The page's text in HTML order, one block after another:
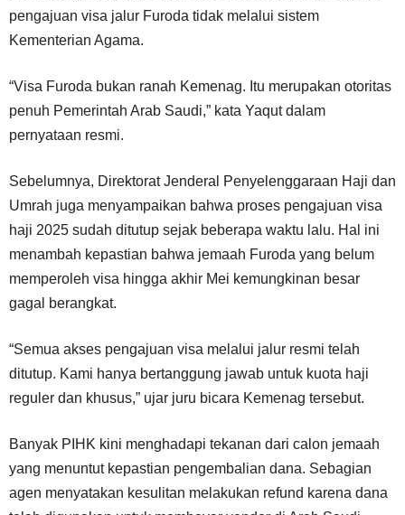
pengajuan visa jalur Furoda tidak melalui sistem
Kementerian Agama.
“Visa Furoda bukan ranah Kemenag. Itu merupakan otoritas
penuh Pemerintah Arab Saudi,” kata Yaqut dalam
pernyataan resmi.
Sebelumnya, Direktorat Jenderal Penyelenggaraan Haji dan
Umrah juga menyampaikan bahwa proses pengajuan visa
haji 2025 sudah ditutup sejak beberapa waktu lalu. Hal ini
menambah kepastian bahwa jemaah Furoda yang belum
memperoleh visa hingga akhir Mei kemungkinan besar
gagal berangkat.
“Semua akses pengajuan visa melalui jalur resmi telah
ditutup. Kami hanya bertanggung jawab untuk kuota haji
reguler dan khusus,” ujar juru bicara Kemenag tersebut.
Banyak PIHK kini menghadapi tekanan dari calon jemaah
yang menuntut kepastian pengembalian dana. Sebagian
agen menyatakan kesulitan melakukan refund karena dana